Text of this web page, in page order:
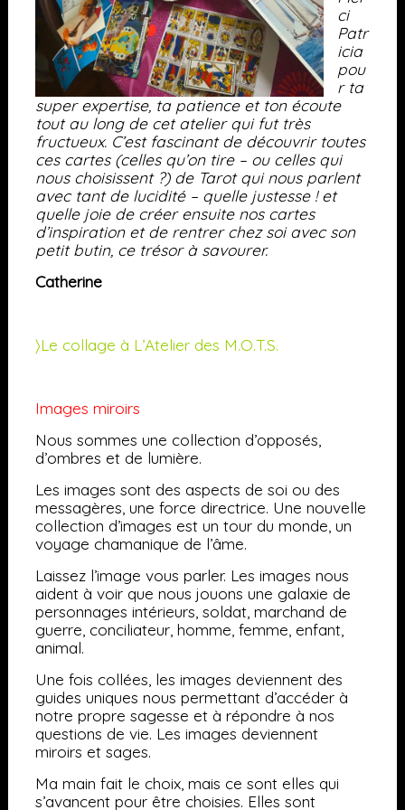
ci
Patr
icia
pou
r ta
super expertise, ta patience et ton écoute
tout au long de cet atelier qui fut très
fructueux. C’est fascinant de découvrir toutes
ces cartes (celles qu’on tire – ou celles qui
nous choisissent ?) de Tarot qui nous parlent
avec tant de lucidité – quelle justesse ! et
quelle joie de créer ensuite nos cartes
d’inspiration et de rentrer chez soi avec son
petit butin, ce trésor à savourer.
Catherine
〉Le collage à L’Atelier des M.O.T.S.
Images miroirs
Nous sommes une collection d’opposés,
d’ombres et de lumière.
Les images sont des aspects de soi ou des
messagères, une force directrice. Une nouvelle
collection d’images est un tour du monde, un
voyage chamanique de l’âme.
Laissez l’image vous parler. Les images nous
aident à voir que nous jouons une galaxie de
personnages intérieurs, soldat, marchand de
guerre, conciliateur, homme, femme, enfant,
animal.
Une fois collées, les images deviennent des
guides uniques nous permettant d’accéder à
notre propre sagesse et à répondre à nos
questions de vie. Les images deviennent
miroirs et sages.
Ma main fait le choix, mais ce sont elles qui
s’avancent pour être choisies. Elles sont